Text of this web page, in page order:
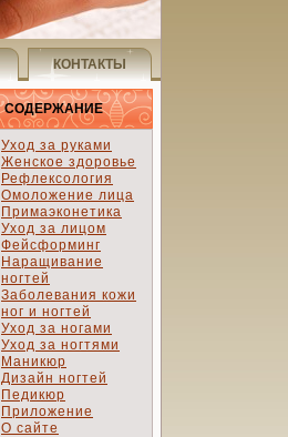
КОНТАКТЫ
СОДЕРЖАНИЕ
Уход за руками
Женское здоровье
Рефлексология
Омоложение лица
Примаэконетика
Уход за лицом
Фейсформинг
Наращивание
ногтей
Заболевания кожи
ног и ногтей
Уход за ногами
Уход за ногтями
Маникюр
Дизайн ногтей
Педикюр
Приложение
О сайте